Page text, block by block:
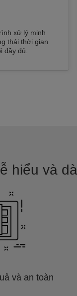
xử lý minh
thái thời gian
đầy đủ.
hiểu và
và an toàn